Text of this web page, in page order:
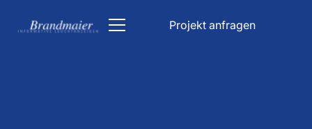
Projekt anfragen